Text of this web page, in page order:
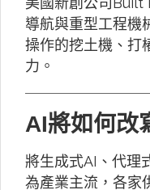
導航與重型工程機
操作的挖土機、打
力。
AI將如何改
將生成式AI、代理
為產業主流，各家